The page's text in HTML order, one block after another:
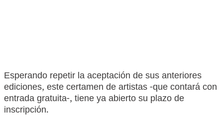
Esperando repetir la aceptación de sus anteriores
ediciones, este certamen de artistas -que contará con
entrada gratuita-, tiene ya abierto su plazo de
inscripción.